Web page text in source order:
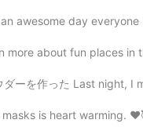
awesome day
more about fun places in
night, I made corn and bacon
is heart warming.